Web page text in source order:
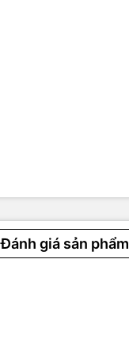
Đánh giá sản phẩm